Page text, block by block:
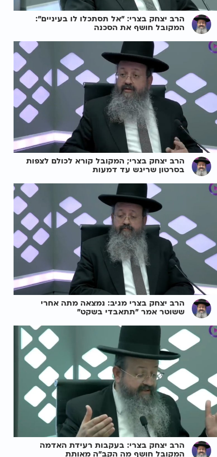
הרב יצחק בצרי: "אל תסתכלו לו בעיניים":
המקובל חושף את הסכנה
הרב יצחק בצרי; המקובל קורא לכולם לצפות
בסרטון שריגש עד דמעות
הרב יצחק בצרי מגיב: נמצאה מתה אחרי
ששוטר אמר "תתאבדי בשקט"
הרב יצחק בצרי: בעקבות רעידת האדמה
המקובל חושף מה הקב"ה מאותת